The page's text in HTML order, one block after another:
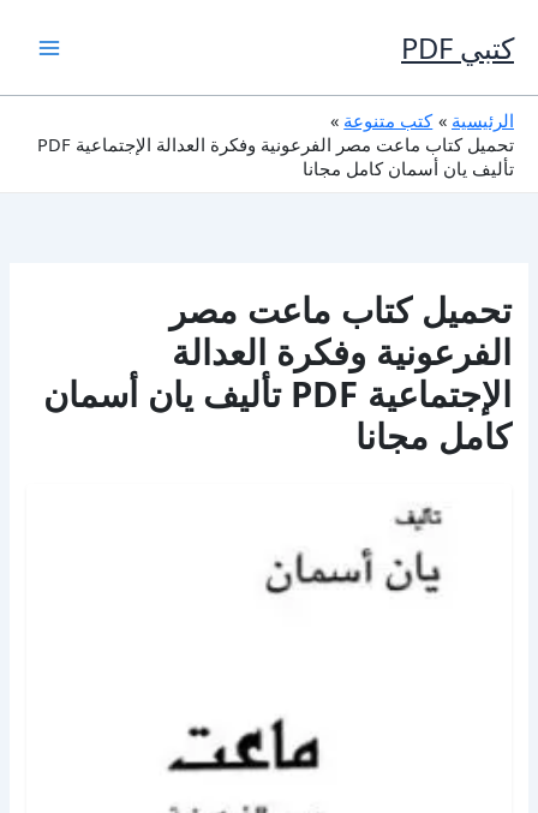
إلى
المحتوى
كتبي PDF
الرئيسية
كتب متنوعة
تحميل كتاب ماعت مصر الفرعونية وفكرة العدالة الإجتماعية PDF
تأليف يان أسمان كامل مجانا
تحميل كتاب ماعت مصر
الفرعونية وفكرة العدالة
الإجتماعية PDF تأليف يان أسمان
كامل مجانا